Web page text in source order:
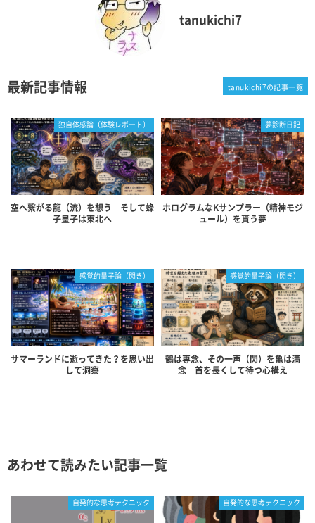
tanukichi7
最新記事情報
独自体感論（体験レポート）
空へ繋がる龍（流）を想う そして蜂
子皇子は東北へ
夢診断日記
ホログラムなKサンプラー（精神モジ
ュール）を貰う夢
感覚的量子論（閃き）
サマーランドに逝ってきた？を思い出
して洞察
感覚的量子論（閃き）
鶴は専念、その一声（閃）を亀は満
念 首を長くして待つ心構え
tanukichi7の記事一覧
あわせて読みたい記事一覧
自発的な思考テクニック 自発的な思考テクニック